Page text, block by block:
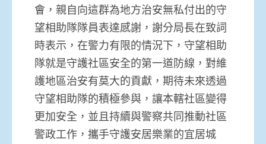
會，親自向這群為地方治安無私付出的守
望相助隊隊員表達感謝，謝分局長在致詞
時表示，在警力有限的情況下，守望相助
隊就是守護社區安全的第一道防線，對維
護地區治安有莫大的貢獻，期待未來透過
守望相助隊的積極參與，讓本轄社區變得
更加安全，並且持續與警察共同推動社區
警政工作，攜手守護安居樂業的宜居城